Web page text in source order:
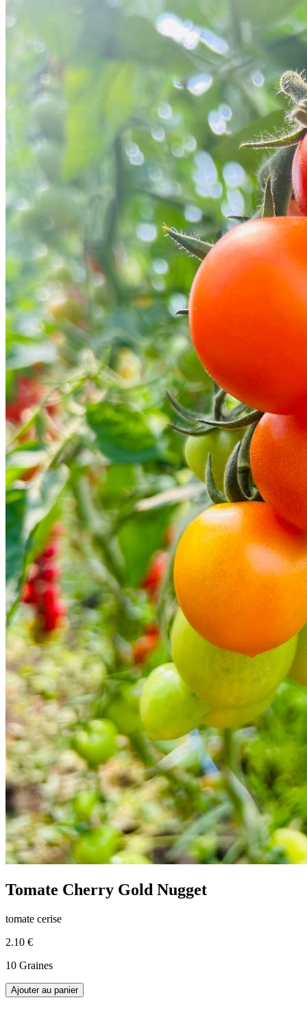
Tomate Cherry Gold Nugget
tomate cerise
2.10 €
10 Graines
Ajouter au panier